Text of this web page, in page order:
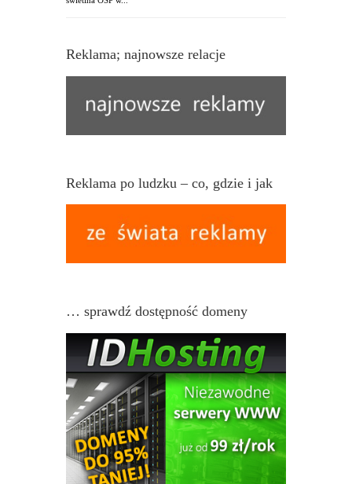
Reklama; najnowsze relacje
Reklama po ludzku – co, gdzie i jak
… sprawdź dostępność domeny